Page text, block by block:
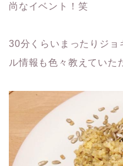
尚なイベント！笑
30分くらいまったりジョ
ル情報も色々教えていた